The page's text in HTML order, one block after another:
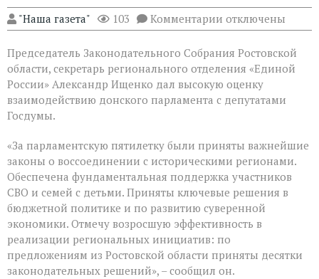
"Наша газета" 103 Комментарии к
записи
Государственной
Думе
состоялось
заключительное
сессии,
ставшее
последним
для
VIII
созыва
отключены
Председатель Законодательного Собрания Ростовской
области, секретарь регионального отделения «Единой
России» Александр Ищенко дал высокую оценку
взаимодействию донского парламента с депутатами
Госдумы.
«За парламентскую пятилетку были приняты важнейшие
законы о воссоединении с историческими регионами.
Обеспечена фундаментальная поддержка участников
СВО и семей с детьми. Приняты ключевые решения в
бюджетной политике и по развитию суверенной
экономики. Отмечу возросшую эффективность в
реализации региональных инициатив: по
предложениям из Ростовской области приняты десятки
законодательных решений», – сообщил он.